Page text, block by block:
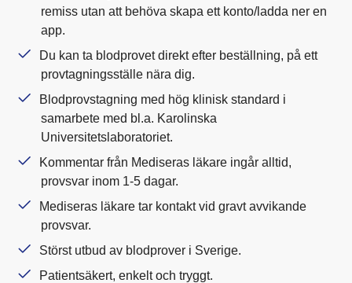
remiss utan att behöva skapa ett konto/ladda ner en
app.
Du kan ta blodprovet direkt efter beställning, på ett
provtagningsställe nära dig.
Blodprovstagning med hög klinisk standard i
samarbete med bl.a. Karolinska
Universitetslaboratoriet.
Kommentar från Mediseras läkare ingår alltid,
provsvar inom 1-5 dagar.
Mediseras läkare tar kontakt vid gravt avvikande
provsvar.
Störst utbud av blodprover i Sverige.
Patientsäkert, enkelt och tryggt.